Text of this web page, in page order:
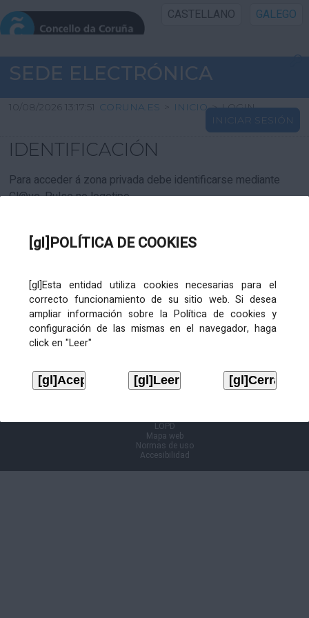
[gl]POLÍTICA DE COOKIES
[gl]Esta entidad utiliza cookies necesarias para el
correcto funcionamiento de su sitio web. Si desea
ampliar información sobre la Política de cookies y
configuración de las mismas en el navegador, haga
click en "Leer"
CASTELLANO GALEGO
INICIO SEDE
INICIO
INFORMACIÓN PÚBLICA
CARTAFOL CIDADÁN
SEDE ELECTRÓNICA
10/08/2026 13:17:51 CORUNA.ES > INICIO > LOGIN
INICIAR SESIÓN
IDENTIFICACIÓN
Para acceder á zona privada debe identificarse mediante
Cl@ve. Pulse no logotipo
LOPD
Mapa web
Normas de uso
Accesibilidad